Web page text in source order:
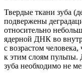
Твердые ткани зуба
подвержены
относительно
ядерной ДНК во
с возрастом человека,
к этим слоям пульпы.
зуба необходимо не